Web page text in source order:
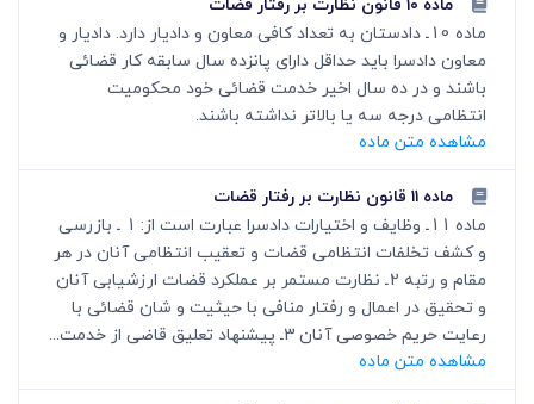
ماده ۱۰ قانون نظارت بر رفتار قضات
ماده 10ـ دادستان به تعداد کافی معاون و دادیار دارد. دادیار و
معاون دادسرا باید حداقل دارای پانزده سال سابقه کار قضائی
باشند و در ده سال اخیر خدمت قضائی خود محکومیت
انتظامی درجه سه یا بالاتر نداشته باشند.
مشاهده متن ماده
ماده ۱۱ قانون نظارت بر رفتار قضات
ماده 11ـ وظایف و اختیارات دادسرا عبارت است از: 1 ـ بازرسی
و کشف تخلفات انتظامی قضات و تعقیب انتظامی آنان در هر
مقام و رتبه 2ـ نظارت مستمر بر عملکرد قضات ارزشیابی آنان
و تحقیق در اعمال و رفتار منافی با حیثیت و شان قضائی با
رعایت حریم خصوصی آنان 3ـ پیشنهاد تعلیق قاضی از خدمت...
مشاهده متن ماده